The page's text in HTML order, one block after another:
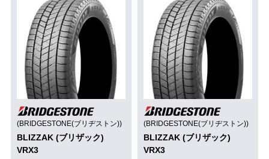
(BRIDGESTONE(ブリヂストン))
BLIZZAK (ブリザック)
VRX3
(BRIDGESTONE(ブリヂストン))
BLIZZAK (ブリザック)
VRX3